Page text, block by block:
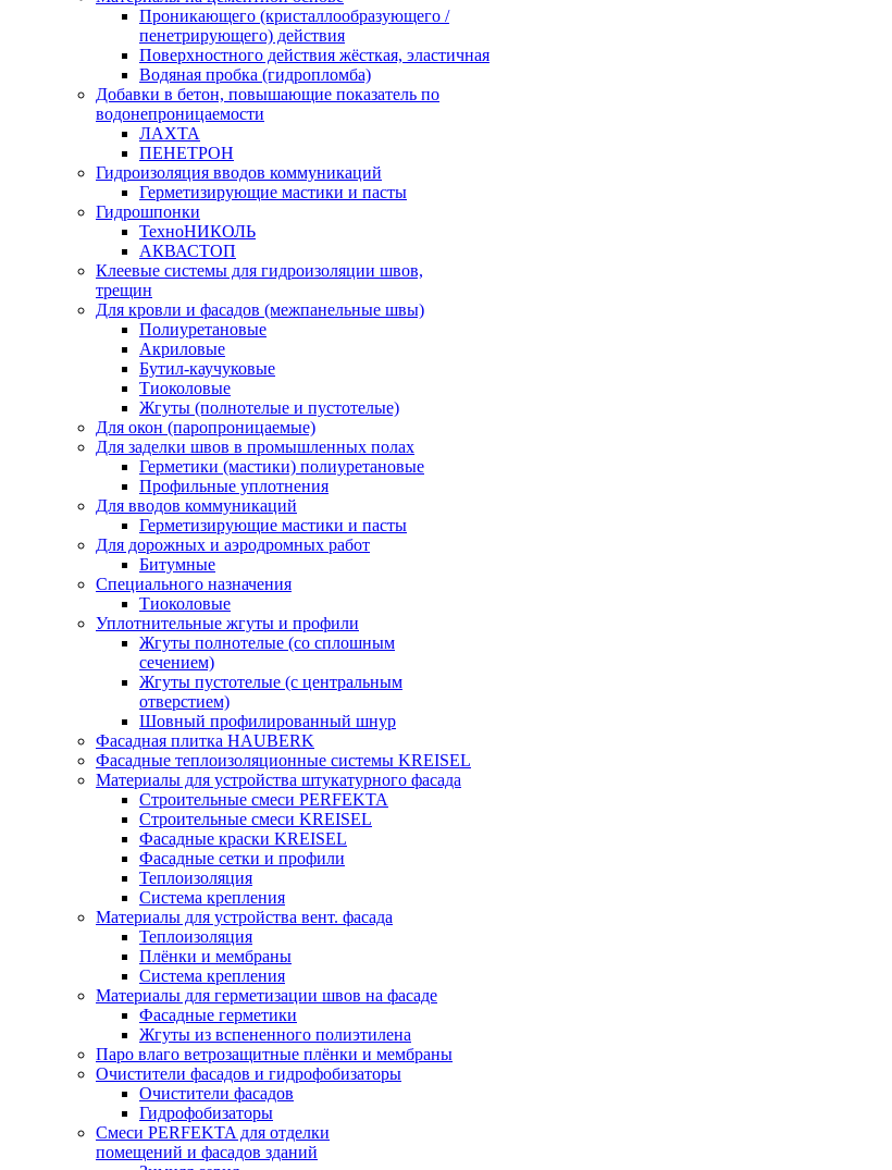
Проникающего (кристаллообразующего /
пенетрирующего) действия
Поверхностного действия жёсткая, эластичная
Водяная пробка (гидропломба)
Добавки в бетон, повышающие показатель по
водонепроницаемости
ЛАХТА
ПЕНЕТРОН
Гидроизоляция вводов коммуникаций
Герметизирующие мастики и пасты
Гидрошпонки
ТехноНИКОЛЬ
АКВАСТОП
Клеевые системы для гидроизоляции швов,
трещин
Для кровли и фасадов (межпанельные швы)
Полиуретановые
Акриловые
Бутил-каучуковые
Тиоколовые
Жгуты (полнотелые и пустотелые)
Для окон (паропроницаемые)
Для заделки швов в промышленных полах
Герметики (мастики) полиуретановые
Профильные уплотнения
Для вводов коммуникаций
Герметизирующие мастики и пасты
Для дорожных и аэродромных работ
Битумные
Специального назначения
Тиоколовые
Уплотнительные жгуты и профили
Жгуты полнотелые (со сплошным
сечением)
Жгуты пустотелые (с центральным
отверстием)
Шовный профилированный шнур
Фасадная плитка HAUBERK
Фасадные теплоизоляционные системы KREISEL
Материалы для устройства штукатурного фасада
Строительные смеси PERFEKTA
Строительные смеси KREISEL
Фасадные краски KREISEL
Фасадные сетки и профили
Теплоизоляция
Система крепления
Материалы для устройства вент. фасада
Теплоизоляция
Плёнки и мембраны
Система крепления
Материалы для герметизации швов на фасаде
Фасадные герметики
Жгуты из вспененного полиэтилена
Паро влаго ветрозащитные плёнки и мембраны
Очистители фасадов и гидрофобизаторы
Очистители фасадов
Гидрофобизаторы
Смеси PERFEKTA для отделки
помещений и фасадов зданий